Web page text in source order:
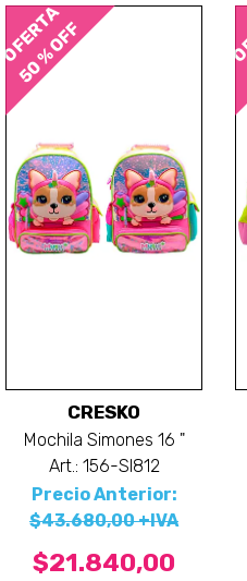
OFERTA
50 % OFF
CRESKO
Mochila Simones 16 "
Art.: 156-SI812
Precio Anterior:
$43.680,00 +IVA
$21.840,00